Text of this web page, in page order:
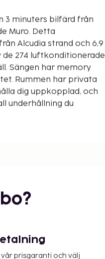
3 minuters bilfärd från
Detta
Alcudia strand och 6,9
274 luftkonditionerade
Sängen har memory
Rummen har privata
dig uppkopplad, och
underhållning du
prisgaranti och välj